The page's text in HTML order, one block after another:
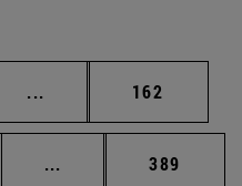
... Páginas intermedias
Página
162
... Páginas intermedias
Página
389